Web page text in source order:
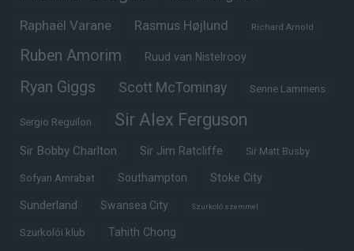
Raphaël Varane Rasmus Højlund Richard Arnold
Ruben Amorim Ruud van Nistelrooy
Ryan Giggs Scott McTominay Senne Lammens
Sergio Reguilon Sir Alex Ferguson
Sir Bobby Charlton Sir Jim Ratcliffe Sir Matt Busby
Sofyan Amrabat Southampton Stoke City
Sunderland Swansea City Szurkoló szemmel
Szurkolói klub Tahith Chong